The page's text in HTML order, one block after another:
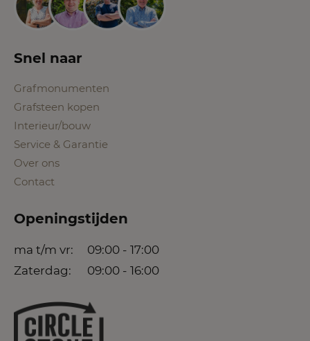
Snel naar
Grafmonumenten
Grafsteen kopen
Interieur/bouw
Service & Garantie
Over ons
Contact
Openingstijden
ma t/m vr:
09:00 - 17:00
Zaterdag:
09:00 - 16:00